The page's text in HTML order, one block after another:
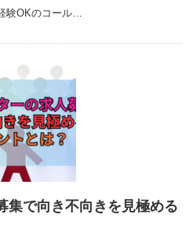
験OKのコール…
集で向き不向きを見極める